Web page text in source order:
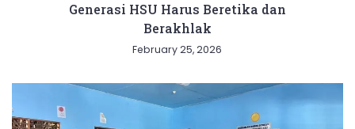
Generasi HSU Harus Beretika dan
Berakhlak
February 25, 2026